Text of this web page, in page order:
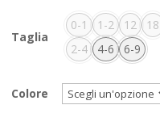
Taglia
0-1 1-2 12
18
2-4
4-6 6-9
Colore